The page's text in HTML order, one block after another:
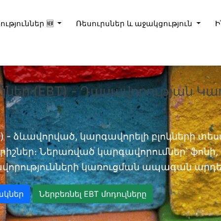
🆕 Ռեսուրսներ և աջակցություն
(EBT) - Դասավորության
- ձևավորված, կարգավորելի բլոկների
Ներառված կարգավորումներ՝ ֆոնի,
կառուցման ապագան
Ներբեռնել EBT մոդուլները